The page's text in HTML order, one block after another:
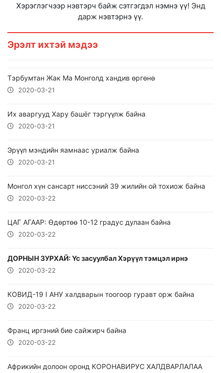
Хэрэглэгчээр нэвтэрч байж сэтгэгдэл нэмнэ үү! Энд
дарж нэвтэрнэ үү.
Эрэлт ихтэй мэдээ
Тэрбумтан Жак Ма Монголд хандив өргөнө
2020-03-21
Их аваргууд Хару башёг тэргүүлж байна
2020-03-21
Эрүүл мэндийн яамнаас уриалж байна
2020-03-21
Монгол хүн сансарт ниссэний 39 жилийн ой тохиож байна
2020-03-22
ЦАГ АГААР: Өдөртөө 10-12 градус дулаан байна
2020-03-22
ДОРНЫН ЗУРХАЙ: Үс засуулбал Хэрүүл тэмцэл ирнэ
2020-03-22
КОВИД-19 I АНУ халдварын тоогоор гуравт орж байна
2020-03-22
Франц иргэний бие сайжирч байна
2020-03-22
Африкийн долоон оронд КОРОНАВИРУС ХАЛДВАРЛАЛАА